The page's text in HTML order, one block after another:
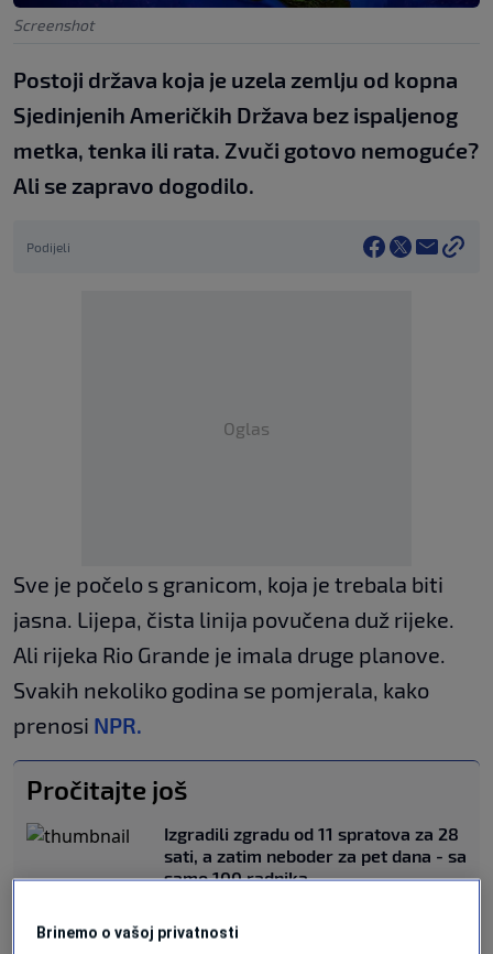
Screenshot
Postoji država koja je uzela zemlju od kopna
Sjedinjenih Američkih Država bez ispaljenog
metka, tenka ili rata. Zvuči gotovo nemoguće?
Ali se zapravo dogodilo.
Podijeli
Oglas
Sve je počelo s granicom, koja je trebala biti
jasna. Lijepa, čista linija povučena duž rijeke.
Ali rijeka Rio Grande je imala druge planove.
Svakih nekoliko godina se pomjerala, kako
prenosi NPR.
Pročitajte još
Izgradili zgradu od 11 spratova za 28
sati, a zatim neboder za pet dana - sa
samo 100 radnika
Zlato vade na dubini do 3.840
Brinemo o vašoj privatnosti